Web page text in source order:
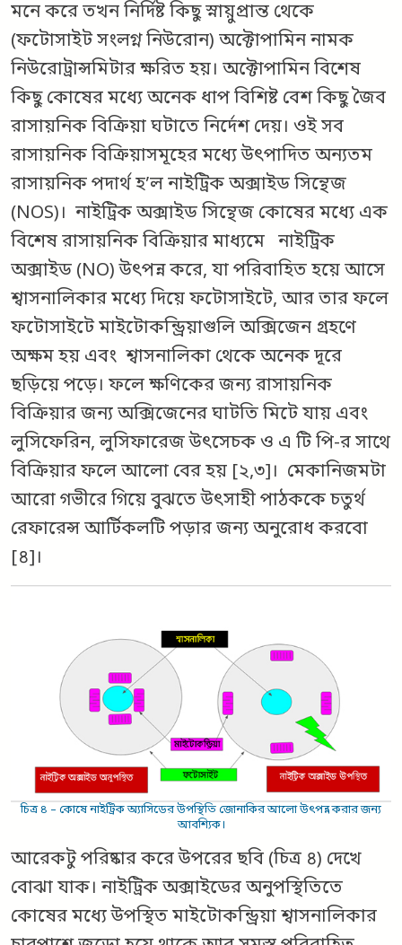
মনে করে তখন নির্দিষ্ট কিছু স্নায়ুপ্রান্ত থেকে
(ফটোসাইট সংলগ্ন নিউরোন) অক্টোপামিন নামক
নিউরোট্রান্সমিটার ক্ষরিত হয়। অক্টোপামিন বিশেষ
কিছু কোষের মধ্যে অনেক ধাপ বিশিষ্ট বেশ কিছু জৈব
রাসায়নিক বিক্রিয়া ঘটাতে নির্দেশ দেয়। ওই সব
রাসায়নিক বিক্রিয়াসমূহের মধ্যে উৎপাদিত অন্যতম
রাসায়নিক পদার্থ হ’ল নাইট্রিক অক্সাইড সিন্থেজ
(NOS)। নাইট্রিক অক্সাইড সিন্থেজ কোষের মধ্যে এক
বিশেষ রাসায়নিক বিক্রিয়ার মাধ্যমে নাইট্রিক
অক্সাইড (NO) উৎপন্ন করে, যা পরিবাহিত হয়ে আসে
শ্বাসনালিকার মধ্যে দিয়ে ফটোসাইটে, আর তার ফলে
ফটোসাইটে মাইটোকন্ড্রিয়াগুলি অক্সিজেন গ্রহণে
অক্ষম হয় এবং শ্বাসনালিকা থেকে অনেক দূরে
ছড়িয়ে পড়ে। ফলে ক্ষণিকের জন্য রাসায়নিক
বিক্রিয়ার জন্য অক্সিজেনের ঘাটতি মিটে যায় এবং
লুসিফেরিন, লুসিফারেজ উৎসেচক ও এ টি পি-র সাথে
বিক্রিয়ার ফলে আলো বের হয় [২,৩]। মেকানিজমটা
আরো গভীরে গিয়ে বুঝতে উৎসাহী পাঠককে চতুর্থ
রেফারেন্স আর্টিকলটি পড়ার জন্য অনুরোধ করবো
[৪]।
চিত্র ৪ – কোষে নাইট্রিক অ্যাসিডের উপস্থিতি জোনাকির আলো উৎপন্ন করার জন্য
আবশ্যিক।
আরেকটু পরিষ্কার করে উপরের ছবি (চিত্র ৪) দেখে
বোঝা যাক। নাইট্রিক অক্সাইডের অনুপস্থিতিতে
কোষের মধ্যে উপস্থিত মাইটোকন্ড্রিয়া শ্বাসনালিকার